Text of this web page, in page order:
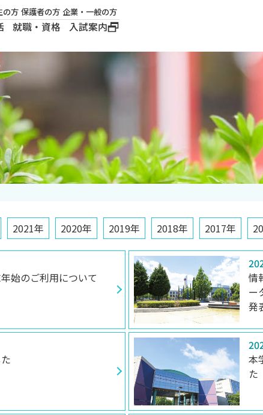
の方 保護者の方 企業・一般の方
就職・資格 入試案内
建学の精神
ロゴマーク・公式キ
ャラクター
2021年 2020年 2019年 2018年 2017年
始のご利用について
情
ー
発
本
た